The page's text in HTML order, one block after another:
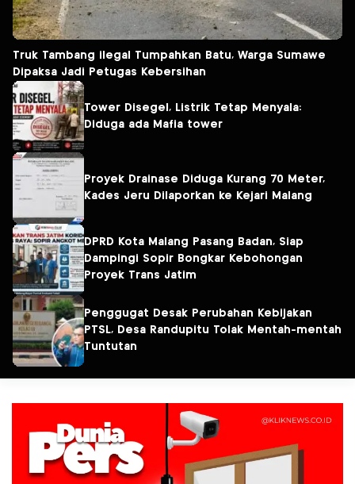
Truk Tambang ilegal Tumpahkan Batu, Warga Sumawe
Dipaksa Jadi Petugas Kebersihan
Tower Disegel, Listrik Tetap Menyala:
Diduga ada Mafia tower
Proyek Drainase Diduga Kurang 70 Meter,
Kades Jeru Dilaporkan ke Kejari Malang
DPRD Kota Malang Pasang Badan, Siap
Dampingi Sopir Bongkar Kebohongan
Proyek Trans Jatim
Penggugat Desak Perubahan Kebijakan
PTSL, Desa Randupitu Tolak Mentah-mentah
Tuntutan